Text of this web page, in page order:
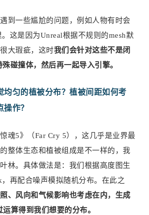
到一些尴尬的问题，例如人物有时会
这是因为Unreal根据不规则的mesh默
大瑕疵，这时我们会针对这些不是闭
碰撞体，然后再一起导入引擎。
均匀的植被分布？植被间距如何考
作？
魂5》（Far Cry 5），这几乎是业界最
整体生态和植被组成是不一样的，我
林。具体做法是：我们根据高度图生
再配合噪声模拟随机分布。在此之
、风向和气候影响也考虑在内，生成
算得到我们想要的分布。